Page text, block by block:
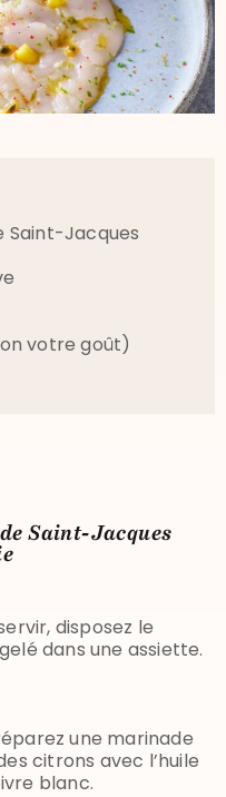
Saint-Jacques
votre goût)
Saint-Jacques
disposez le
dans une assiette.
une marinade
citrons avec l’huile
blanc.